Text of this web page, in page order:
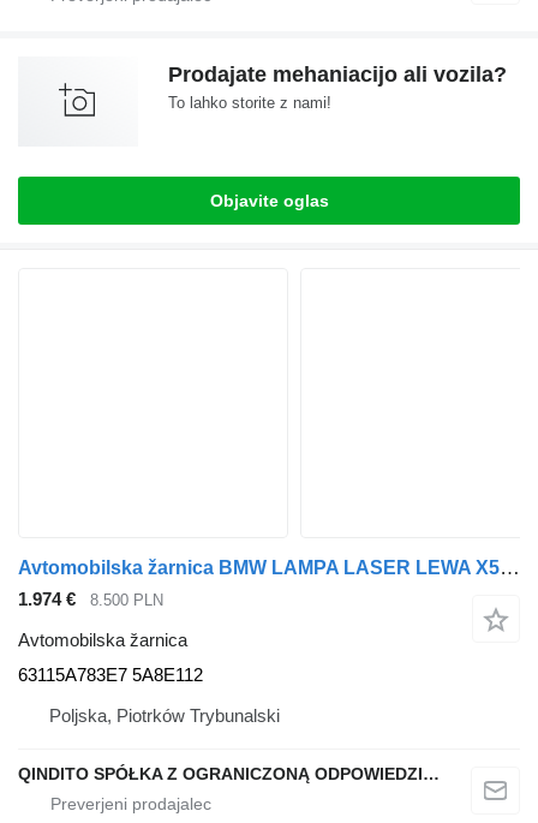
Prodajate mehaniacijo ali vozila?
To lahko storite z nami!
Objavite oglas
Avtomobilska žarnica BMW LAMPA LASER LEWA X5 G05 X6 G06 M-PAKIET 63115A783E7 za vozilo BMW X6 G06
1.974 € 8.500 PLN
Avtomobilska žarnica
63115A783E7 5A8E112
Poljska, Piotrków Trybunalski
QINDITO SPÓŁKA Z OGRANICZONĄ ODPOWIEDZIALNOŚCIĄ